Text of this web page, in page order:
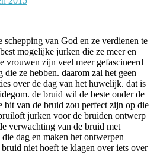
van God en ze verdienen te
mogelijke jurken die ze meer en
vrouwen zijn veel meer gefascineerd
ze hebben. daarom zal het geen
over de dag van het huwelijk. dat is
de bruid wil de beste onder de
bit van de bruid zou perfect zijn op die
jurken voor de bruiden ontwerp
verwachting van de bruid met
dag en maken het ontwerpen
niet hoeft te klagen over iets over